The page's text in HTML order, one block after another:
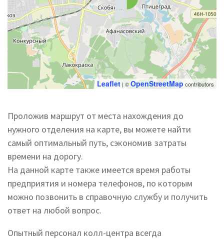
Leaflet | ©OpenStreetMap contributors
Проложив маршрут от места нахождения до
нужного отделения на карте, вы можете найти
самый оптимальный путь, сэкономив затраты
времени на дорогу.
На данной карте также имеется время работы
предприятия и номера телефонов, по которым
можно позвонить в справочную службу и получить
ответ на любой вопрос.
Опытный персонал колл-центра всегда